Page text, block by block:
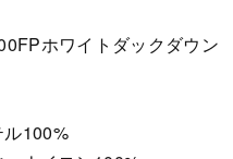
ホワイトダックダウン
ル100%